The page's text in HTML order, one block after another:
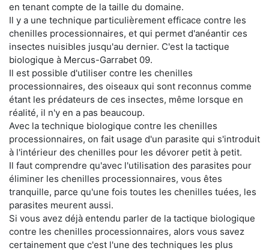
en tenant compte de la taille du domaine.
Il y a une technique particulièrement efficace contre les
chenilles processionnaires, et qui permet d'anéantir ces
insectes nuisibles jusqu'au dernier. C'est la tactique
biologique à Mercus-Garrabet 09.
Il est possible d'utiliser contre les chenilles
processionnaires, des oiseaux qui sont reconnus comme
étant les prédateurs de ces insectes, même lorsque en
réalité, il n'y en a pas beaucoup.
Avec la technique biologique contre les chenilles
processionnaires, on fait usage d'un parasite qui s'introduit
à l'intérieur des chenilles pour les dévorer petit à petit.
Il faut comprendre qu'avec l'utilisation des parasites pour
éliminer les chenilles processionnaires, vous êtes
tranquille, parce qu'une fois toutes les chenilles tuées, les
parasites meurent aussi.
Si vous avez déjà entendu parler de la tactique biologique
contre les chenilles processionnaires, alors vous savez
certainement que c'est l'une des techniques les plus